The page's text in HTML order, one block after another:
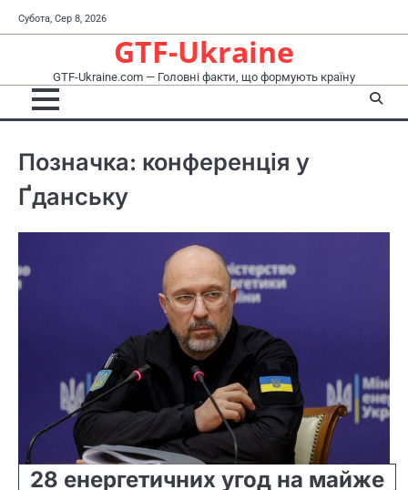
Перейти
до
Субота, Сер 8, 2026
GTF-Ukraine
GTF-Ukraine.com — Головні факти, що формують країну
Позначка: конференція у
Ґданську
28 енергетичних угод на майже